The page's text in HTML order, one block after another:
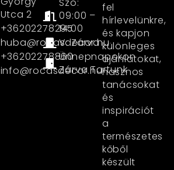
Utca 2
+36202278295
huba@rocasdecor.hu
+36202278860
info@rocasdecor.hu
Szo:
09:00 –
14:00
V: Zárva
Ünnepnapokon
Zárva Tartunk
fel
hírlevelünkre,
és kapjon
különleges
ajánlatokat,
hasznos
tanácsokat
és
inspirációt
a
természetes
kőből
készült